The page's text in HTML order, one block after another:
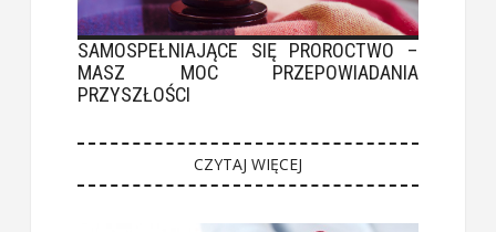
SAMOSPEŁNIAJĄCE SIĘ PROROCTWO –
MASZ MOC PRZEPOWIADANIA
PRZYSZŁOŚCI
CZYTAJ WIĘCEJ